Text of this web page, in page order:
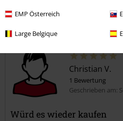
EMP Österreich
Large Belgique
Christian V.
1 Bewertung
Geschrieben am:
Würd es wieder kaufen